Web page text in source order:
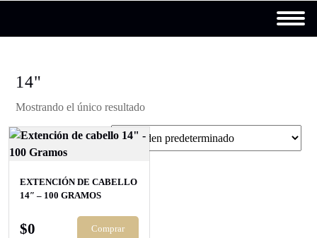
14"
Mostrando el único resultado
EXTENCIÓN DE CABELLO
14″ – 100 GRAMOS
$0 Comprar